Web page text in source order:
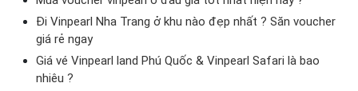
Đi Vinpearl Nha Trang ở khu nào đẹp nhất ? Săn voucher
giá rẻ ngay
Giá vé Vinpearl land Phú Quốc & Vinpearl Safari là bao
nhiêu ?